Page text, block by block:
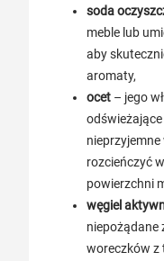
soda
meble lub
aby
aromaty,
ocet – jego
rozcieńczyć
powierzchni
węgiel
niepożądane
woreczków z